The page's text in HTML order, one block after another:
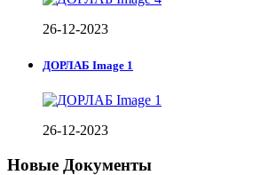
26-12-2023
ДОРЛАБ Image 1
26-12-2023
Новые Документы